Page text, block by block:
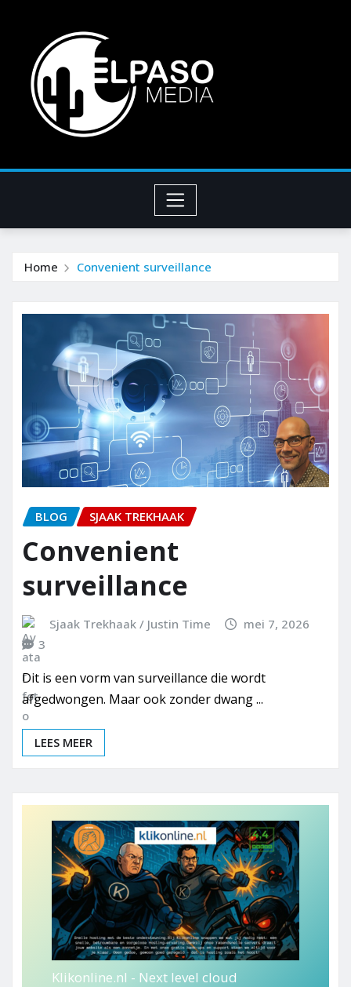
Home Convenient surveillance
BLOG SJAAK TREKHAAK
Convenient
surveillance
Sjaak Trekhaak / Justin Time
mei 7, 2026
3
Dit is een vorm van surveillance die wordt
afgedwongen. Maar ook zonder dwang ...
LEES MEER
Klikonline.nl - Next level cloud